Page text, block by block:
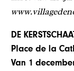
DE
Place de la
Van 1